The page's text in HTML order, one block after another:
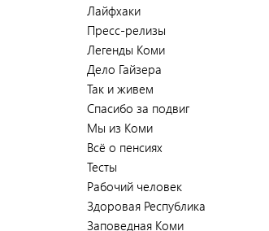
Лайфхаки
Пресс-релизы
Легенды Коми
Дело Гайзера
Так и живем
Спасибо за подвиг
Мы из Коми
Всё о пенсиях
Тесты
Рабочий человек
Здоровая Республика
Заповедная Коми